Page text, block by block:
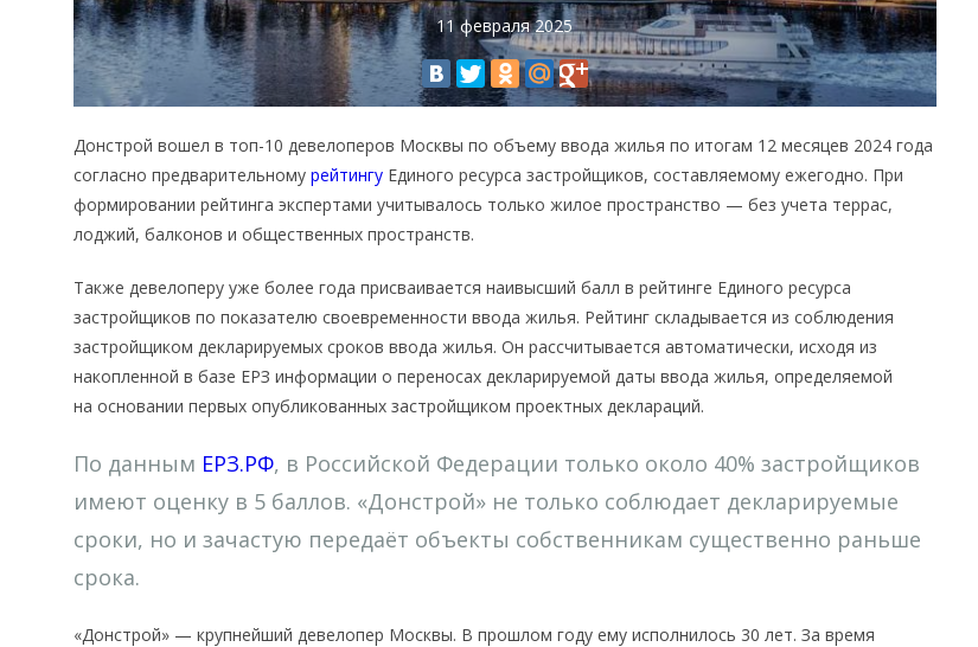
11 февраля 2025
Донстрой вошел в топ-10 девелоперов Москвы по объему ввода жилья по итогам 12 месяцев 2024 года
согласно предварительному рейтингу Единого ресурса застройщиков, составляемому ежегодно. При
формировании рейтинга экспертами учитывалось только жилое пространство — без учета террас,
лоджий, балконов и общественных пространств.
Также девелоперу уже более года присваивается наивысший балл в рейтинге Единого ресурса
застройщиков по показателю своевременности ввода жилья. Рейтинг складывается из соблюдения
застройщиком декларируемых сроков ввода жилья. Он рассчитывается автоматически, исходя из
накопленной в базе ЕРЗ информации о переносах декларируемой даты ввода жилья, определяемой
на основании первых опубликованных застройщиком проектных деклараций.
По данным ЕРЗ.РФ, в Российской Федерации только около 40% застройщиков
имеют оценку в 5 баллов. «Донстрой» не только соблюдает декларируемые
сроки, но и зачастую передаёт объекты собственникам существенно раньше
срока.
«Донстрой» — крупнейший девелопер Москвы. В прошлом году ему исполнилось 30 лет. За время